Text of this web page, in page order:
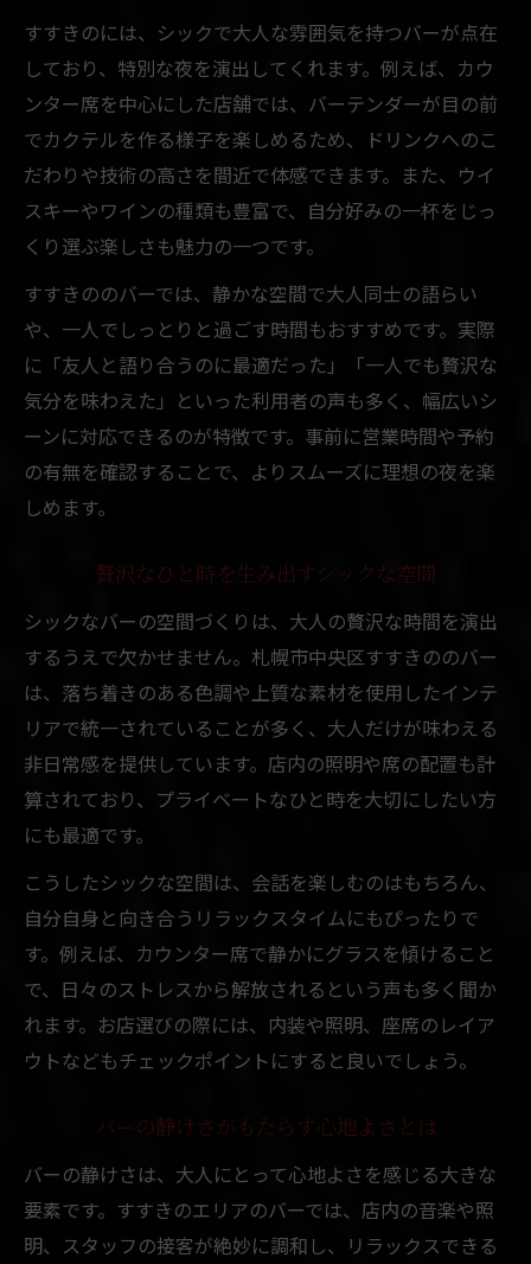
すすきのには、シックで大人な雰囲気を持つバーが点在
しており、特別な夜を演出してくれます。例えば、カウ
ンター席を中心にした店舗では、バーテンダーが目の前
でカクテルを作る様子を楽しめるため、ドリンクへのこ
だわりや技術の高さを間近で体感できます。また、ウイ
スキーやワインの種類も豊富で、自分好みの一杯をじっ
くり選ぶ楽しさも魅力の一つです。
すすきののバーでは、静かな空間で大人同士の語らい
や、一人でしっとりと過ごす時間もおすすめです。実際
に「友人と語り合うのに最適だった」「一人でも贅沢な
気分を味わえた」といった利用者の声も多く、幅広いシ
ーンに対応できるのが特徴です。事前に営業時間や予約
の有無を確認することで、よりスムーズに理想の夜を楽
しめます。
贅沢なひと時を生み出すシックな空間
シックなバーの空間づくりは、大人の贅沢な時間を演出
するうえで欠かせません。札幌市中央区すすきののバー
は、落ち着きのある色調や上質な素材を使用したインテ
リアで統一されていることが多く、大人だけが味わえる
非日常感を提供しています。店内の照明や席の配置も計
算されており、プライベートなひと時を大切にしたい方
にも最適です。
こうしたシックな空間は、会話を楽しむのはもちろん、
自分自身と向き合うリラックスタイムにもぴったりで
す。例えば、カウンター席で静かにグラスを傾けること
で、日々のストレスから解放されるという声も多く聞か
れます。お店選びの際には、内装や照明、座席のレイア
ウトなどもチェックポイントにすると良いでしょう。
バーの静けさがもたらす心地よさとは
バーの静けさは、大人にとって心地よさを感じる大きな
要素です。すすきのエリアのバーでは、店内の音楽や照
明、スタッフの接客が絶妙に調和し、リラックスできる